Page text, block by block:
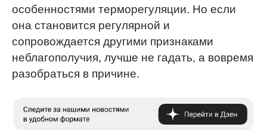
особенностями терморегуляции. Но если
она становится регулярной и
сопровождается другими признаками
неблагополучия, лучше не гадать, а вовремя
разобраться в причине.